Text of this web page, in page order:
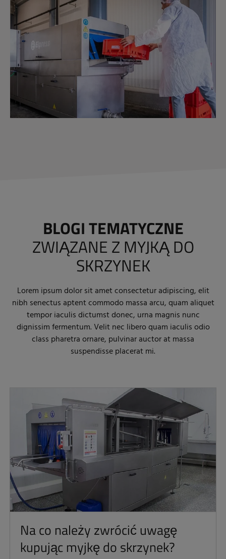
BLOGI TEMATYCZNE
ZWIĄZANE Z MYJKĄ DO
SKRZYNEK
Lorem ipsum dolor sit amet consectetur adipiscing, elit
nibh senectus aptent commodo massa arcu, quam aliquet
tempor iaculis dictumst donec, urna magnis nunc
dignissim fermentum. Velit nec libero quam iaculis odio
class pharetra ornare, pulvinar auctor at massa
suspendisse placerat mi.
Na co należy zwrócić uwagę
kupując myjkę do skrzynek?